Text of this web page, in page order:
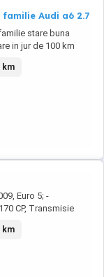
Audi a6 2.7
stare buna
in jur de 100 km
fata descusute putin
investiti
km
Euro 5; -
CP, Transmisie
MMI; - Senzori de
de parcare față,
- Climă automată
- Computer de ...
km